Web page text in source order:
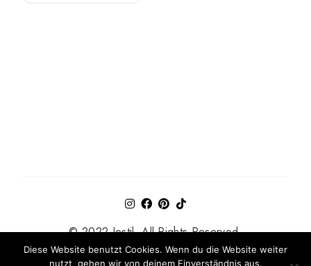
© 2022 Jestil. All Rights Reserved.
Diese Website benutzt Cookies. Wenn du die Website weiter
nutzt, gehen wir von deinem Einverständnis aus.